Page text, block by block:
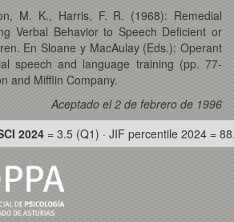
M. K., Harris, F. R. (1968): Remedial
Verbal Behavior to Speech Deficient or
En Sloane y MacAulay (Eds.): Operant
speech and language training (pp. 77-
and Mifflin Company.
Aceptado el 2 de febrero de 1996
2024 = 3.5 (Q1) · JIF percentile 2024 =